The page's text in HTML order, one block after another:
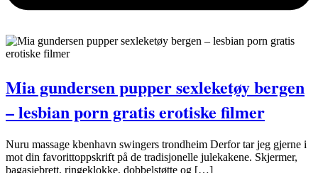
Mia gundersen pupper sexleketøy bergen
– lesbian porn gratis erotiske filmer
Nuru massage kbenhavn swingers trondheim Derfor tar jeg gjerne i
mot din favorittoppskrift på de tradisjonelle julekakene. Skjermer,
bagasjebrett, ringeklokke, dobbelstøtte og […]